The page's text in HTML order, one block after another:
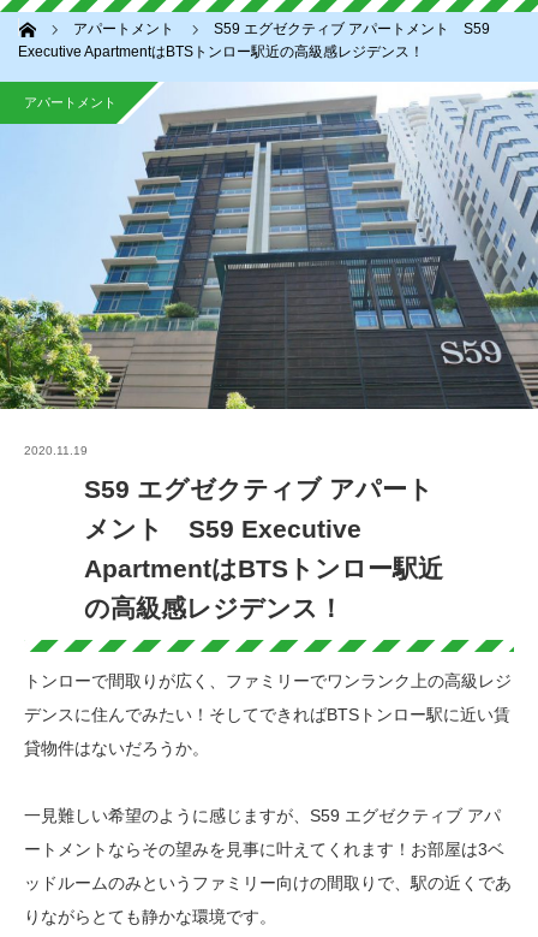
ホーム アパートメント
S59 エグゼクティブ アパートメント S59
Executive ApartmentはBTSトンロー駅近の高級感レジデンス！
アパートメント
2020.11.19
S59 エグゼクティブ アパート
メント S59 Executive
ApartmentはBTSトンロー駅近
の高級感レジデンス！
トンローで間取りが広く、ファミリーでワンランク上の高級レジ
デンスに住んでみたい！そしてできればBTSトンロー駅に近い賃
貸物件はないだろうか。
一見難しい希望のように感じますが、S59 エグゼクティブ アパ
ートメントならその望みを見事に叶えてくれます！お部屋は3ベ
ッドルームのみというファミリー向けの間取りで、駅の近くであ
りながらとても静かな環境です。